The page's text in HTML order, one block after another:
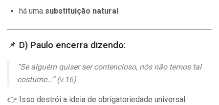
há uma substituição natural
📌 D) Paulo encerra dizendo:
“Se alguém quiser ser contencioso, nós não temos tal
costume…” (v.16)
👉 Isso destrói a ideia de obrigatoriedade universal.